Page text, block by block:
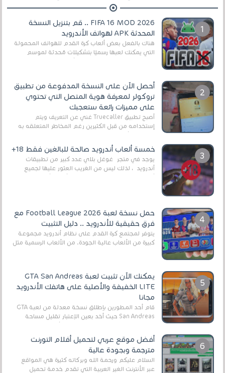
FIFA 16 MOD 2026 .. قم بتنزيل النسخة
المحدثة APK لهواتف الأندرويد
هناك بالفعل بعض ألعاب كرة القدم للهواتف المحمولة
التي يمكنك لعبها رسميًا بتشكيلات مُحدثة لموسم
أحصل الآن على النسخة المدفوعة من تطبيق
تروكولر لمعرفة هوية المتصل التي تحتوي
على مميزات رائعة ستعجبك
أصبح تطبيق Truecaller غني عن التعريف ويتم
إستخدامه من قبل الكثيرين رغم المخاطر المتعلقه به
خمسة ألعاب أندرويد صالحة للبالغين فقط 18+
يوجد في متجر غوغل بلاي عدد كبير من تطبيقات
أندرويد ، لذلك ليس من الغريب العثور عليها لجميع
حمل نسخة لعبة Football League 2026 مع
فرق حقيقية للأندرويد .. دليل التثبيت
يتوفر لمجتمع كرة القدم على نظام أندرويد مجموعة
كبيرة من الألعاب عالية الجودة. من الألعاب الرسمية مثل
يمكنك الآن تثبيت لعبة GTA San Andreas
LITE الخفيفة والأصلية على هاتفك الأندرويد
مجانا
قام أحد المطورين بإطلاق نسخة معدلة من لعبة GTA
San Andreas حيث أخد بعين الإعتبار تقليل مساحة
أفضل موقع عربي لتحميل أفلام التورنت
مترجمة وبجودة عالية
السلام عليكم ورحمة الله وبركاته كثيرة هي المواقع
عبر الأنترنت الغير العربية التي تقدم خدمة تحميل